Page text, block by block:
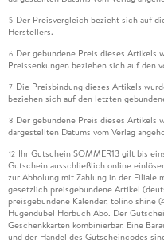
5 Der Preisvergleich bezieht sich auf
Herstellers.
6 Der gebundene Preis dieses Artikels
Preissenkungen beziehen sich auf den
7 Die Preisbindung dieses Artikels
beziehen sich auf den letzten
8 Der gebundene Preis dieses Artikels
dargestellten Datums vom Verlag
12 Ihr Gutschein SOMMER13 gilt bis
Gutschein ausschließlich online
zur Abholung mit Zahlung in der
gesetzlich preisgebundene Artikel
preisgebundene Kalender, tolino shine
Hugendubel Hörbuch Abo. Der
Geschenkkarten kombinierbar. Eine
und der Handel des Gutscheincodes